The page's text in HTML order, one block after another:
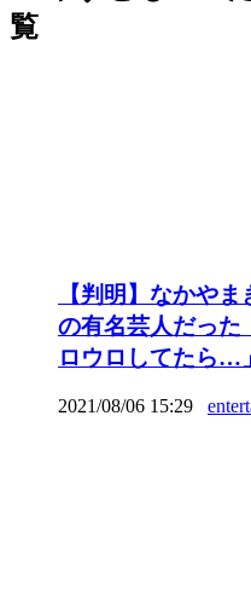
覧
【判明】なかや
の有名芸人だった
ロウロしてたら…」
2021/08/06 15:29